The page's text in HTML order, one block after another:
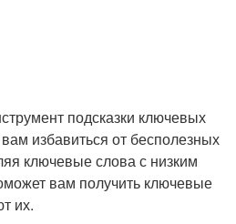
подсказки ключевых
избавиться от бесполезных
ключевые слова с низким
вам получить ключевые
их.